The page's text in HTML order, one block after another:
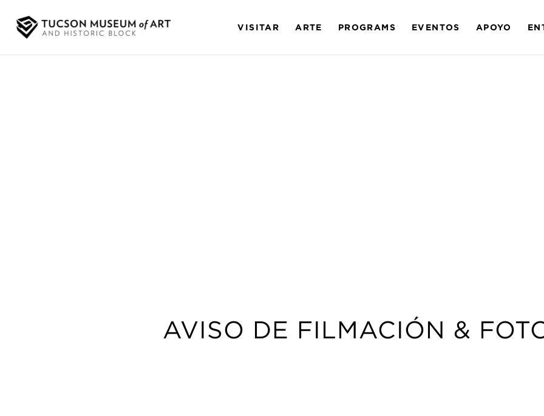
VISITAR ARTE PROGRAMS EVENTOS APOYO
AVISO DE FILMACIÓN &